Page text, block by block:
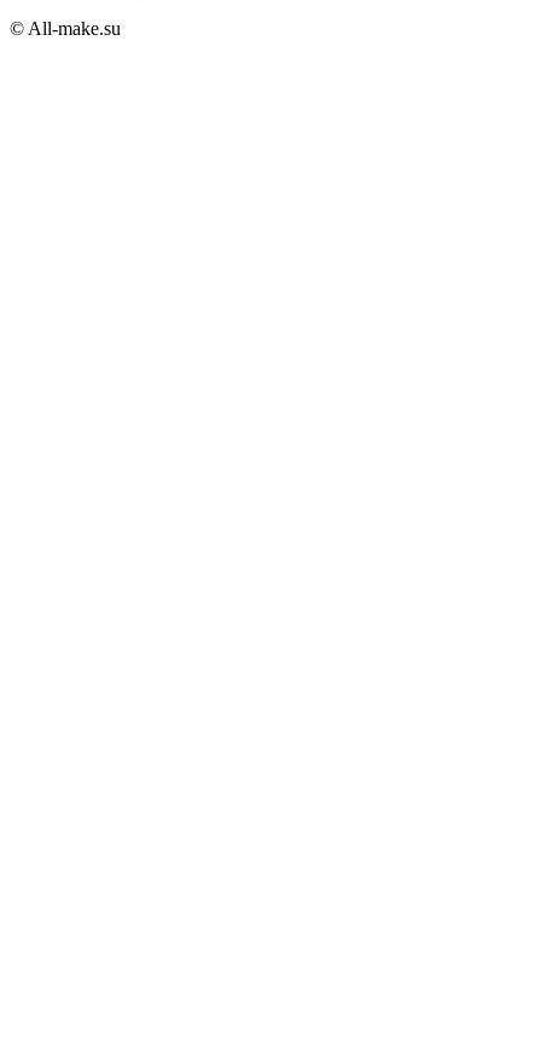
© All-make.su